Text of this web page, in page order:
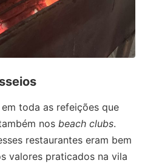
toda as refeições que
nos beach clubs.
restaurantes eram bem
valores praticados na vila